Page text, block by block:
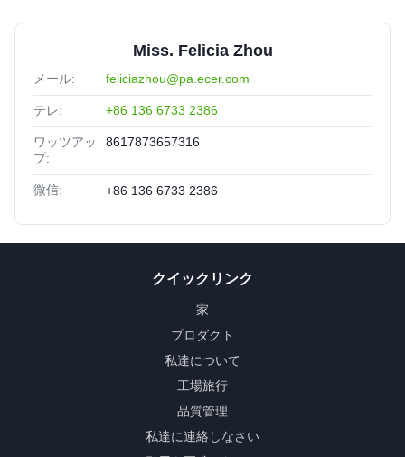
Miss. Felicia Zhou
メール: feliciazhou@pa.ecer.com
テレ: +86 136 6733 2386
ワッツアッ
プ:
8617873657316
微信: +86 136 6733 2386
クイックリンク
家
プロダクト
私達について
工場旅行
品質管理
私達に連絡しなさい